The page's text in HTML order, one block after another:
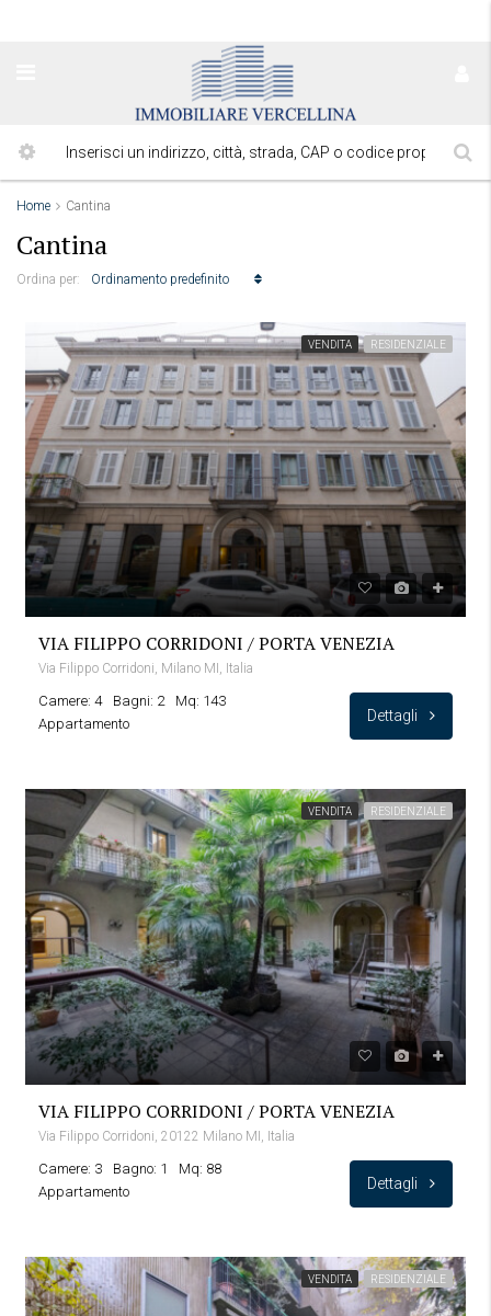
Home Cantina
Cantina
Ordina per: Ordinamento predefinito
VENDITA RESIDENZIALE
VIA FILIPPO CORRIDONI / PORTA VENEZIA
Via Filippo Corridoni, Milano MI, Italia
Camere: 4 Bagni: 2
Mq: 143
Appartamento
Dettagli
VENDITA RESIDENZIALE
VIA FILIPPO CORRIDONI / PORTA VENEZIA
Via Filippo Corridoni, 20122 Milano MI, Italia
Camere: 3 Bagno: 1
Mq: 88
Appartamento
Dettagli
VENDITA RESIDENZIALE